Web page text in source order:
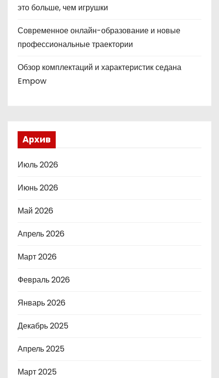
это больше, чем игрушки
Современное онлайн-образование и новые
профессиональные траектории
Обзор комплектаций и характеристик седана
Empow
Архив
Июль 2026
Июнь 2026
Май 2026
Апрель 2026
Март 2026
Февраль 2026
Январь 2026
Декабрь 2025
Апрель 2025
Март 2025